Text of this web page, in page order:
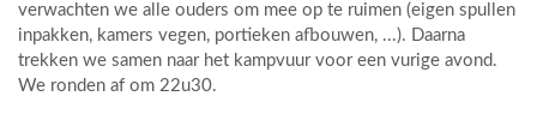
verwachten we alle ouders om mee op te ruimen (eigen spullen
inpakken, kamers vegen, portieken afbouwen, ...). Daarna
trekken we samen naar het kampvuur voor een vurige avond.
We ronden af om 22u30.